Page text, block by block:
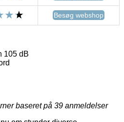
Besøg webshop
105 dB
baseret på 39 anmeldelser